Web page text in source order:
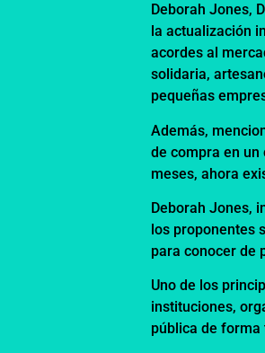
Deborah Jones,
la actualización
acordes al
solidaria,
pequeñas
Además,
de compra en
meses, ahora
Deborah Jones,
los proponentes
para conocer de
Uno de los
instituciones,
pública de